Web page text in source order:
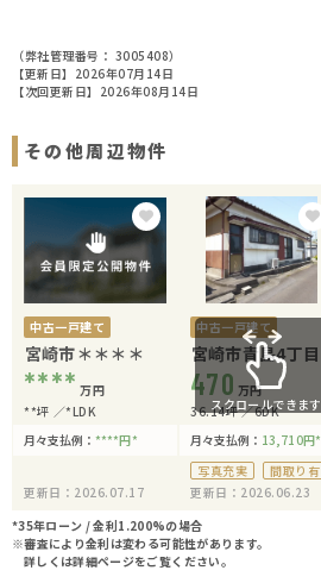
（弊社管理番号： 3005408）
【更新日】2026年07月14日
【次回更新日】2026年08月14日
その他周辺物件
中古一戸建て
宮崎市＊＊＊＊
**** 万円
**坪
*LDK
月々支払例： ****円*
更新日：2026.07.17
中古一戸建て
宮崎市青島4丁目
470 万円
36.14坪
6DK
月々支払例： 13,710円*
写真充実
間取り有
更新日：2026.06.23
スクロールできます
*35年ローン / 金利1.200%の場合
※審査により金利は変わる可能性があります。
詳しくは詳細ページをご覧ください。